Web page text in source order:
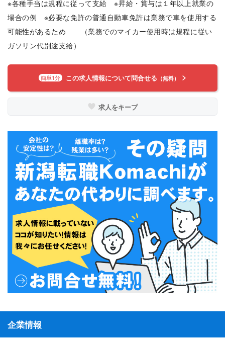
※各種手当は規程に従って支給 ※昇給・賞与は１年以上就業の
場合の例 ※必要な免許の普通自動車免許は業務で車を使用する
可能性があるため （業務でのマイカー使用時は規程に従い
ガソリン代別途支給）
簡単1分 この求人情報について問合せる （無料）
求人をキープ
企業情報